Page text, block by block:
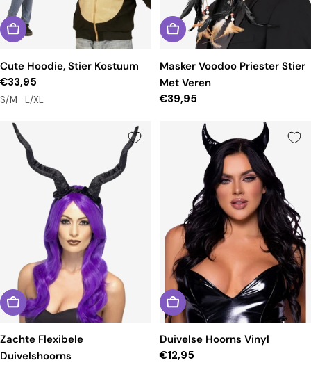
Cute Hoodie, Stier Kostuum
Reguliere
prijs
€33,95
S/M L/XL
Masker Voodoo Priester Stier
Met Veren
Reguliere
€39,95
Zachte Flexibele
Duivelshoorns
Duivelse Hoorns Vinyl
Reguliere
€12,95